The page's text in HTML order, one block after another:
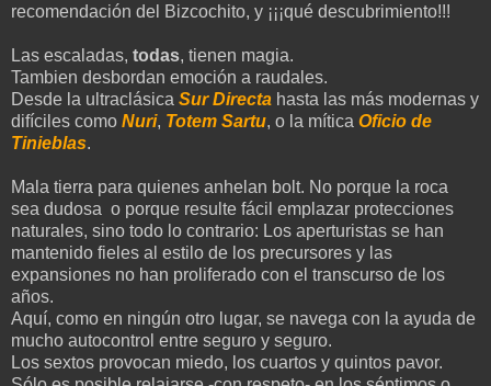
recomendación del Bizcochito, y ¡¡¡qué descubrimiento!!!
Las escaladas, todas, tienen magia.
Tambien desbordan emoción a raudales.
Desde la ultraclásica Sur Directa hasta las más modernas y
difíciles como Nuri, Totem Sartu, o la mítica Oficio de
Tinieblas.
Mala tierra para quienes anhelan bolt. No porque la roca
sea dudosa o porque resulte fácil emplazar protecciones
naturales, sino todo lo contrario: Los aperturistas se han
mantenido fieles al estilo de los precursores y las
expansiones no han proliferado con el transcurso de los
años.
Aquí, como en ningún otro lugar, se navega con la ayuda de
mucho autocontrol entre seguro y seguro.
Los sextos provocan miedo, los cuartos y quintos pavor.